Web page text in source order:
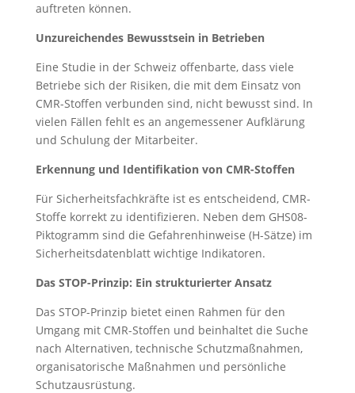
auftreten können.
Unzureichendes Bewusstsein in Betrieben
Eine Studie in der Schweiz offenbarte, dass viele
Betriebe sich der Risiken, die mit dem Einsatz von
CMR-Stoffen verbunden sind, nicht bewusst sind. In
vielen Fällen fehlt es an angemessener Aufklärung
und Schulung der Mitarbeiter.
Erkennung und Identifikation von CMR-Stoffen
Für Sicherheitsfachkräfte ist es entscheidend, CMR-
Stoffe korrekt zu identifizieren. Neben dem GHS08-
Piktogramm sind die Gefahrenhinweise (H-Sätze) im
Sicherheitsdatenblatt wichtige Indikatoren.
Das STOP-Prinzip: Ein strukturierter Ansatz
Das STOP-Prinzip bietet einen Rahmen für den
Umgang mit CMR-Stoffen und beinhaltet die Suche
nach Alternativen, technische Schutzmaßnahmen,
organisatorische Maßnahmen und persönliche
Schutzausrüstung.